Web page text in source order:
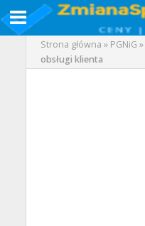
Strona główna » PGNiG »
obsługi klienta